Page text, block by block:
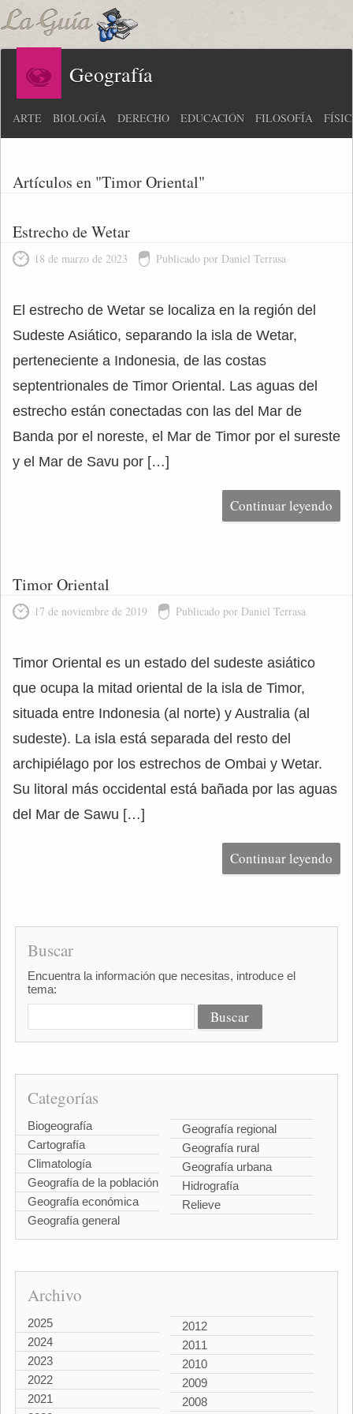
Geografía
ARTE BIOLOGÍA DERECHO EDUCACIÓN FILOSOFÍA
Artículos en "Timor Oriental"
Estrecho de Wetar
18 de marzo de 2023 Publicado por Daniel Terrasa
El estrecho de Wetar se localiza en la región del
Sudeste Asiático, separando la isla de Wetar,
perteneciente a Indonesia, de las costas
septentrionales de Timor Oriental. Las aguas del
estrecho están conectadas con las del Mar de
Banda por el noreste, el Mar de Timor por el sureste
y el Mar de Savu por […]
Continuar leyendo
Timor Oriental
17 de noviembre de 2019 Publicado por Daniel Terrasa
Timor Oriental es un estado del sudeste asiático
que ocupa la mitad oriental de la isla de Timor,
situada entre Indonesia (al norte) y Australia (al
sudeste). La isla está separada del resto del
archipiélago por los estrechos de Ombai y Wetar.
Su litoral más occidental está bañada por las aguas
del Mar de Sawu […]
Continuar leyendo
Buscar
Encuentra la información que necesitas, introduce el
tema:
Categorías
Biogeografía
Cartografía
Climatología
Geografía de la población
Geografía económica
Geografía general
Geografía regional
Geografía rural
Geografía urbana
Hidrografía
Relieve
Archivo
2025
2024
2023
2022
2021
2012
2011
2010
2009
2008